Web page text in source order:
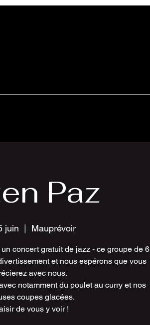
Paz
juin Mauprévoir
concert gratuit de jazz - ce groupe de 6
et nous espérons que vous
avec nous.
notamment du poulet au curry et nos
coupes glacées.
de vous y voir !